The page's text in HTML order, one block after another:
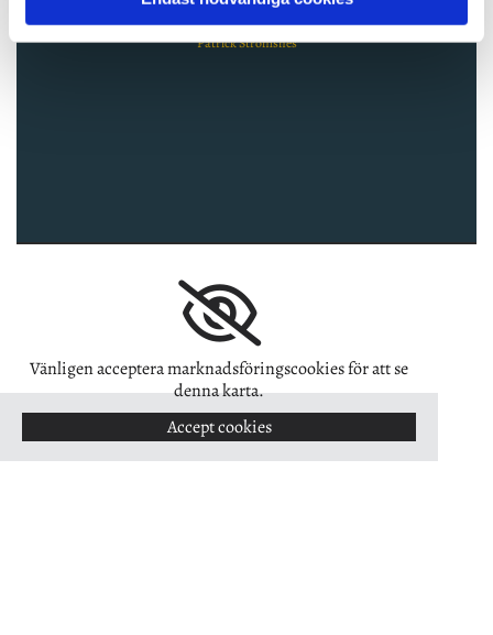
kunnig personal. "
Patrick Strömsnes
Vänligen acceptera marknadsföringscookies för att se
denna karta.
Accept cookies